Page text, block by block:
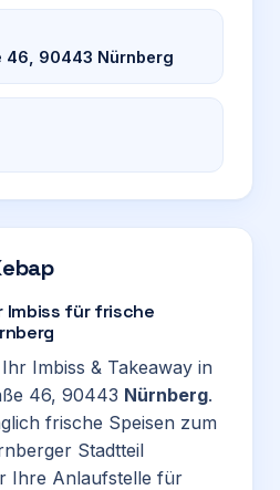
46, 90443 Nürnberg
Imbiss für frische
Imbiss & Takeaway in
46, 90443 Nürnberg.
frische Speisen zum
Stadtteil
Ihre Anlaufstelle für